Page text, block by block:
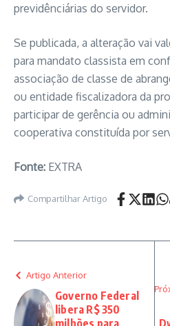
previdênciárias do servidor.
Se publicada, a alteração vai
para mandato classista em
associação de classe de
ou entidade fiscalizadora da
participar de gerência ou
cooperativa constituída por
Fonte: EXTRA
Compartilhar Artigo
Artigo Anterior
Governo Federal
libera R$ 350
milhões para